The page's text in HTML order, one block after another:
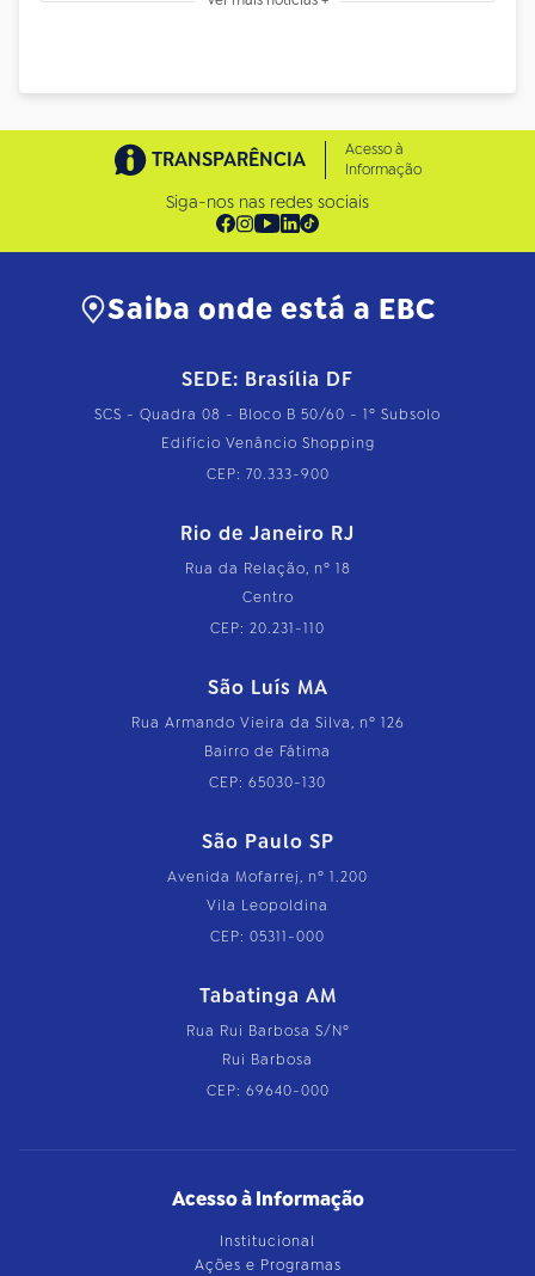
TRANSPARÊNCIA
Acesso à
Informação
Siga-nos nas redes sociais
Saiba onde está a EBC
SEDE: Brasília DF
SCS - Quadra 08 - Bloco B 50/60 - 1º Subsolo
Edifício Venâncio Shopping
CEP: 70.333-900
Rio de Janeiro RJ
Rua da Relação, nº 18
Centro
CEP: 20.231-110
São Luís MA
Rua Armando Vieira da Silva, nº 126
Bairro de Fátima
CEP: 65030-130
São Paulo SP
Avenida Mofarrej, nº 1.200
Vila Leopoldina
CEP: 05311-000
Tabatinga AM
Rua Rui Barbosa S/Nº
Rui Barbosa
CEP: 69640-000
Acesso à Informação
Institucional
Ações e Programas